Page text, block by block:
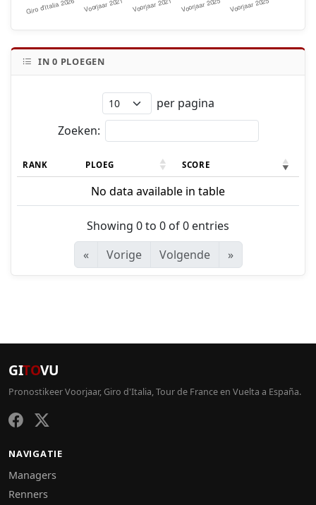
IN0 PLOEGEN
per pagina
Zoeken:
RANK PLOEG SCORE
No data available in table
Showing 0 to 0 of 0 entries
«
Vorige Volgende »
GITOVU
Pronostikeer Voorjaar, Giro d'Italia, Tour de France en Vuelta a España.
NAVIGATIE
Managers
Renners